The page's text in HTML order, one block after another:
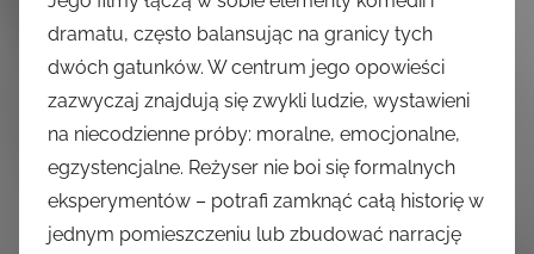
dramatu, często balansując na granicy tych
dwóch gatunków. W centrum jego opowieści
zazwyczaj znajdują się zwykli ludzie, wystawieni
na niecodzienne próby: moralne, emocjonalne,
egzystencjalne. Reżyser nie boi się formalnych
eksperymentów – potrafi zamknąć całą historię w
jednym pomieszczeniu lub zbudować narrację